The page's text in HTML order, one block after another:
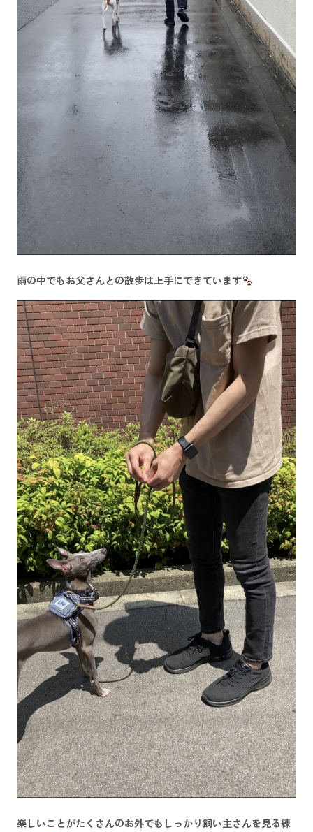
雨の中でもお父さんとの散歩は上手にできています
楽しいことがたくさんのお外でもしっかり飼い主さんを見る練